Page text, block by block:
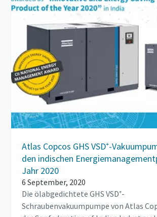
Atlas Copcos GHS VSD⁺-
den indischen
Jahr 2020
6 September, 2020
Die ölabgedichtete GHS VSD⁺-
Schraubenvakuumpumpe von Atlas